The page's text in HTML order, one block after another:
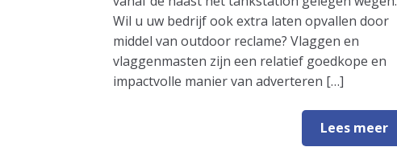
Wil u uw bedrijf ook extra laten opvallen door
middel van outdoor reclame? Vlaggen en
vlaggenmasten zijn een relatief goedkope en
impactvolle manier van adverteren […]
Lees meer